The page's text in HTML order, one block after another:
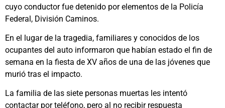
cuyo conductor fue detenido por elementos de la Policía
Federal, División Caminos.
En el lugar de la tragedia, familiares y conocidos de los
ocupantes del auto informaron que habían estado el fin de
semana en la fiesta de XV años de una de las jóvenes que
murió tras el impacto.
La familia de las siete personas muertas les intentó
contactar por teléfono, pero al no recibir respuesta